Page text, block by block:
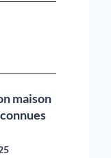
maison